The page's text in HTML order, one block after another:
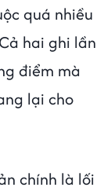
quá nhiều
hai ghi lần
điểm mà
lại cho
chính là lối